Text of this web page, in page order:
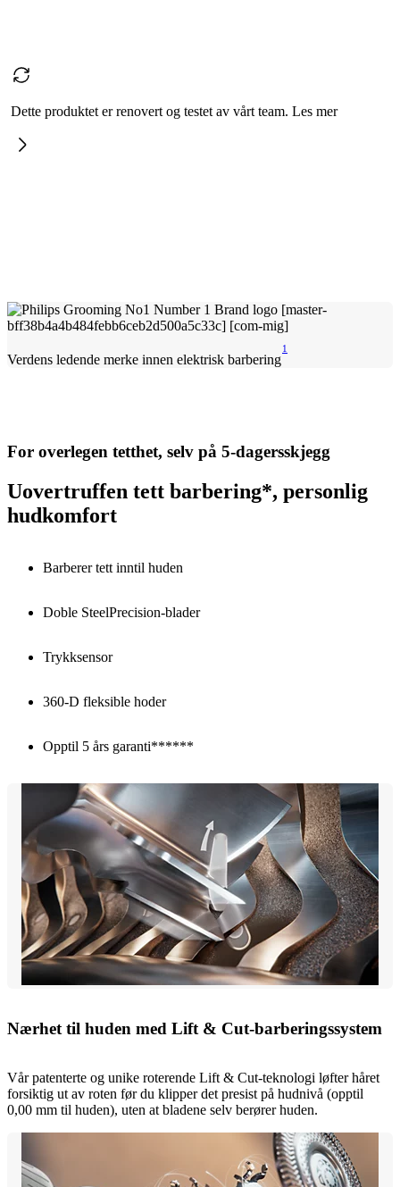
Dette produktet er renovert og testet av vårt team. Les mer
Verdens ledende merke innen elektrisk barbering
1
For overlegen tetthet, selv på 5-dagersskjegg
Uovertruffen tett barbering*, personlig
hudkomfort
Barberer tett inntil huden
Doble SteelPrecision-blader
Trykksensor
360-D fleksible hoder
Opptil 5 års garanti******
Nærhet til huden med Lift & Cut-barberingssystem
Vår patenterte og unike roterende Lift & Cut-teknologi løfter håret
forsiktig ut av roten før du klipper det presist på hudnivå (opptil
0,00 mm til huden), uten at bladene selv berører huden.